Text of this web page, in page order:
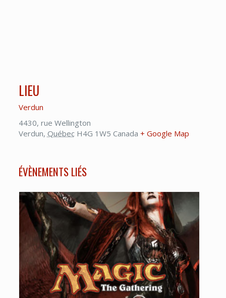
LIEU
Verdun
4430, rue Wellington
Verdun, Québec H4G 1W5 Canada + Google Map
ÉVÈNEMENTS LIÉS